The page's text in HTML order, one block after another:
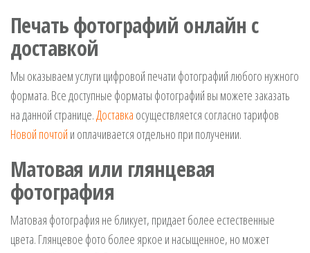
Печать фотографий онлайн с
доставкой
Мы оказываем услуги цифровой печати фотографий любого нужного
формата. Все доступные форматы фотографий вы можете заказать
на данной странице.Доставка осуществляется согласно тарифов
Новой почтой и оплачивается отдельно при получении.
Матовая или глянцевая
фотография
Матовая фотография не бликует, придает более естественные
цвета. Глянцевое фото более яркое и насыщенное, но может